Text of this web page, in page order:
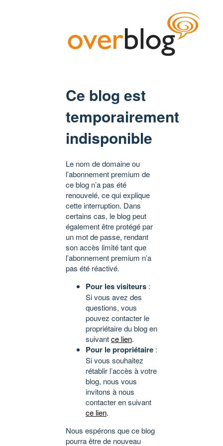
Ce blog est
temporairement
indisponible
Le nom de domaine ou
l’abonnement premium de
ce blog n’a pas été
renouvelé, ce qui explique
cette interruption. Dans
certains cas, le blog peut
également être protégé par
un mot de passe, rendant
son accès limité tant que
l’abonnement premium n’a
pas été réactivé.
Pour les visiteurs :
Si vous avez des
questions, vous
pouvez contacter le
propriétaire du blog en
suivantce lien.
Pour le propriétaire :
Si vous souhaitez
rétablir l’accès à votre
blog, nous vous
invitons à nous
contacter en suivant
ce lien.
Nous espérons que ce blog
pourra être de nouveau